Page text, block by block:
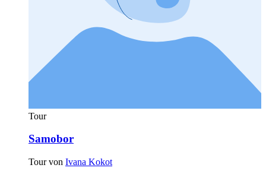
Tour
Samobor
Tour von Ivana Kokot